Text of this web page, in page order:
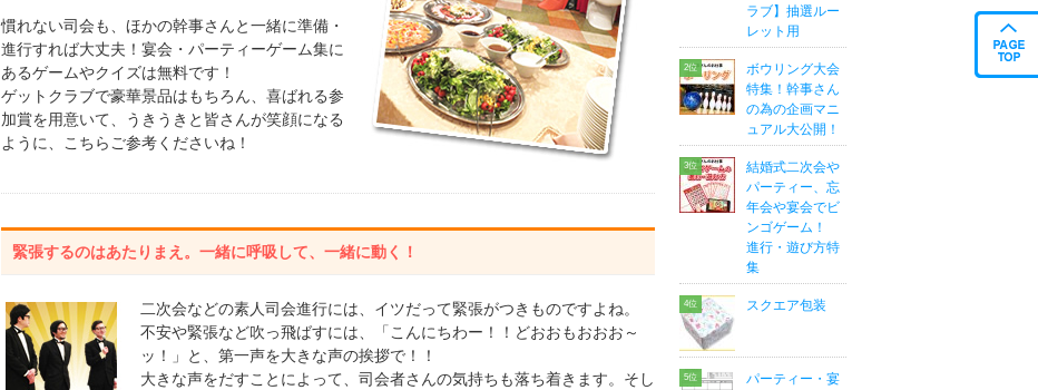
慣れない司会も、ほかの幹事さんと一緒に準備・
進行すれば大丈夫！宴会・パーティーゲーム集に
あるゲームやクイズは無料です！
ゲットクラブで豪華景品はもちろん、喜ばれる参
加賞を用意いて、うきうきと皆さんが笑顔になる
ように、こちらご参考くださいね！
緊張するのはあたりまえ。一緒に呼吸して、一緒に動く！
二次会などの素人司会進行には、イツだって緊張がつきものですよね。
不安や緊張など吹っ飛ばすには、「こんにちわー！！どおおもおおお～
ッ！」と、第一声を大きな声の挨拶で！！
大きな声をだすことによって、司会者さんの気持ちも落ち着きます。そし
ラブ】抽選ルー
レット用
ボウリング大会
特集！幹事さん
の為の企画マニ
ュアル大公開！
結婚式二次会や
パーティー、忘
年会や宴会でビ
ンゴゲーム！
進行・遊び方特
集
スクエア包装
パーティー・宴